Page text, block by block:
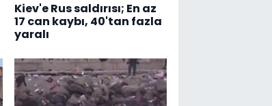
Kiev'e Rus saldırısı; En az
17 can kaybı, 40'tan fazla
yaralı